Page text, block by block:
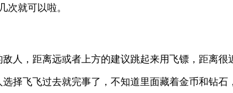
次就可以啦。
人，距离远或者上方的建议跳起来用飞镖，距离很
择飞飞过去就完事了，不知道里面藏着金币和钻石